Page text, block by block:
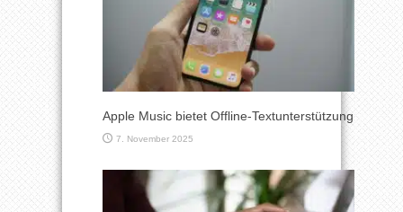
Apple Music bietet Offline-Textunterstützung
7. November 2025